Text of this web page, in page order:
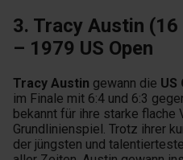
3. Tracy Austin
– 1979 US Open
Tracy Austin gewann die US
im Finale mit 6:4 und 6:3
bekannt für ihre starke flache
Grundlinienspiel. Trotz ihrer
der jüngsten und